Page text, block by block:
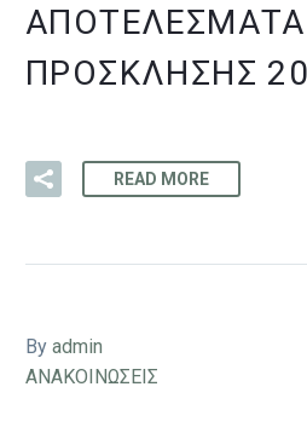
ΑΠΟΤΕΛΈΣΜΑΤΑ
ΠΡΌΣΚΛΗΣΗΣ
READ MORE
By admin
ΑΝΑΚΟΙΝΩΣΕΙΣ